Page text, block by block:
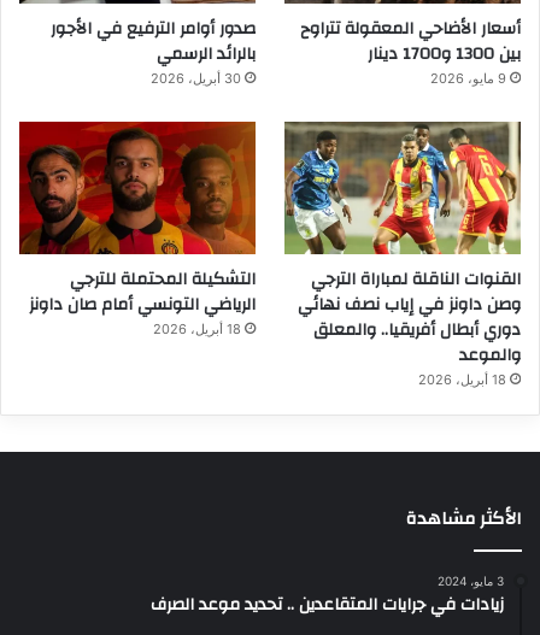
أسعار الأضاحي المعقولة تتراوح
بين 1300 و1700 دينار
9 مايو، 2026
صدور أوامر الترفيع في الأجور
بالرائد الرسمي
30 أبريل، 2026
القنوات الناقلة لمباراة الترجي
وصن داونز في إياب نصف نهائي
دوري أبطال أفريقيا.. والمعلق
والموعد
18 أبريل، 2026
التشكيلة المحتملة للترجي
الرياضي التونسي أمام صان داونز
18 أبريل، 2026
الأكثر مشاهدة
3 مايو، 2024
زيادات في جرايات المتقاعدين .. تحديد موعد الصرف